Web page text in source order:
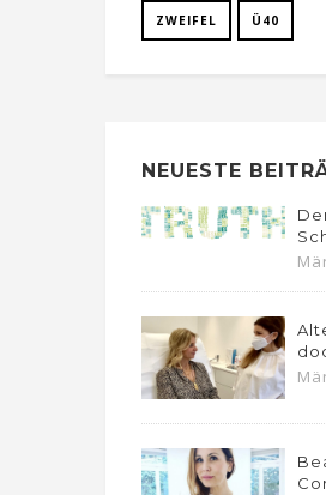
ZWEIFEL Ü40
NEUESTE